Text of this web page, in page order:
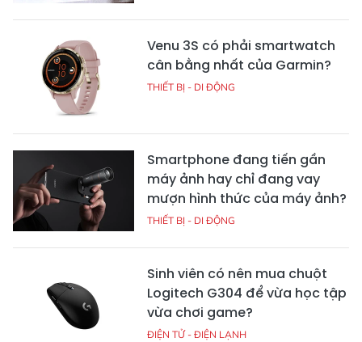
Venu 3S có phải smartwatch
cân bằng nhất của Garmin?
THIẾT BỊ - DI ĐỘNG
Smartphone đang tiến gần
máy ảnh hay chỉ đang vay
mượn hình thức của máy ảnh?
THIẾT BỊ - DI ĐỘNG
Sinh viên có nên mua chuột
Logitech G304 để vừa học tập
vừa chơi game?
ĐIỆN TỬ - ĐIỆN LẠNH